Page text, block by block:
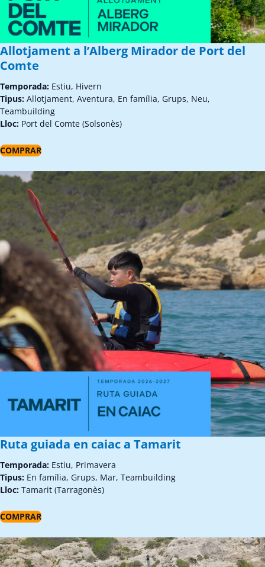
Allotjament a l’Alberg Mirador de Port del
Comte
Temporada: Estiu, Hivern
Tipus: Allotjament, Aventura, En família, Grups, Neu,
Teambuilding
Lloc: Port del Comte (Solsonès)
COMPRAR
Ruta guiada en caiac a Tamarit
Temporada: Estiu, Primavera
Tipus: En família, Grups, Mar, Teambuilding
Lloc: Tamarit (Tarragonès)
COMPRAR